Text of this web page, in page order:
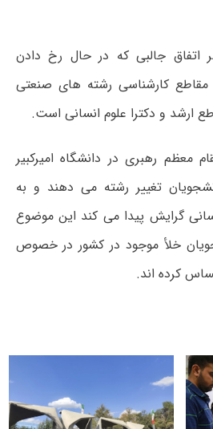
اتفاق جالبی که در حال رخ دادن
مقاطع کارشناسی رشته های صنعتی
ارشد و دکترا علوم انسانی است.
معظم رهبری در دانشگاه امیرکبیر
تغییر رشته می دهند و به
گرایش پیدا می کند این موضوع
خلأ موجود در کشور در خصوص
کرده اند.